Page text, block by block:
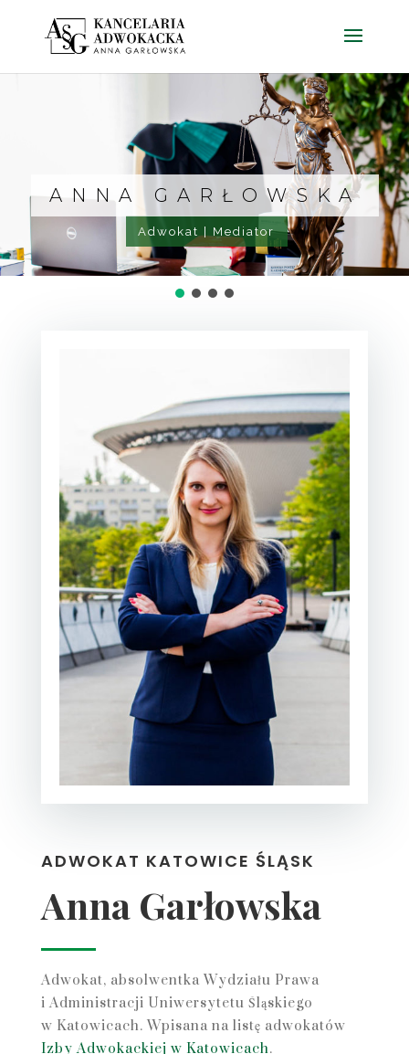
Adwokat | Mediator
ANNA GARŁOWSKA
ADWOKAT KATOWICE ŚLĄSK
Anna Garłowska
Adwokat, absolwentka Wydziału Prawa
i Administracji Uniwersytetu Śląskiego
w Katowicach. Wpisana na listę adwokatów
Izby Adwokackiej w Katowicach.